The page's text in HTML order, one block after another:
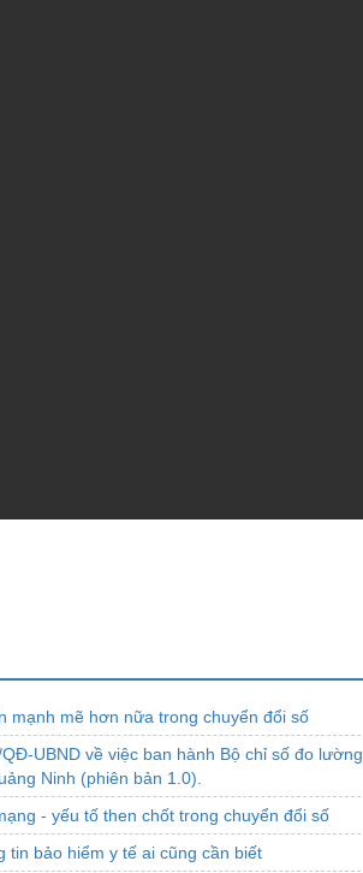
mạnh mẽ hơn nữa trong chuyển đổi số
UBND về việc ban hành Bộ chỉ số đo lường
Ninh (phiên bản 1.0).
- yếu tố then chốt trong chuyển đổi số
tin bảo hiểm y tế ai cũng cần biết